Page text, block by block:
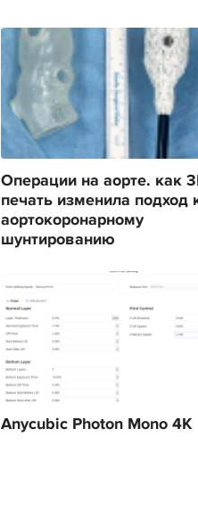
Операции на аорте. как
печать изменила подход
аортокоронарному
шунтированию
Anycubic Photon Mono 4K